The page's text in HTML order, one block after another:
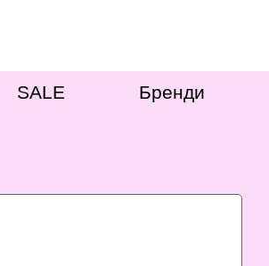
SALE Бренди